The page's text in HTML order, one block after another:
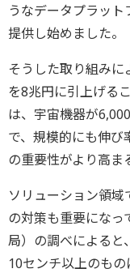
うなデータプラッ
提供し始めました。
そうした取り組み
を8兆円に引上げる
は、宇宙機器が
で、規模的にも伸び
の重要性がより高ま
ソリューション領
の対策も重要になっ
局）の調べによると
10センチ以上のも